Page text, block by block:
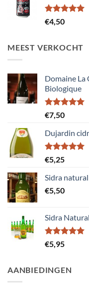
Gewaardeerd
5.00
€4,50
MEEST VERKOCHT
Domaine La
Biologique
Gewaardeerd
5.00
€7,50
Dujardin
Gewaardeerd
5.00
€5,25
Sidra
€5,50
Sidra
Gewaardeerd
5.00
€5,95
AANBIEDINGEN